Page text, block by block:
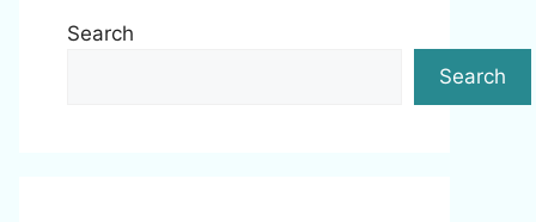
Search
Search